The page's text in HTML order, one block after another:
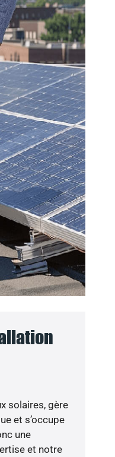
solaires, gère
et s’occupe
une
et notre